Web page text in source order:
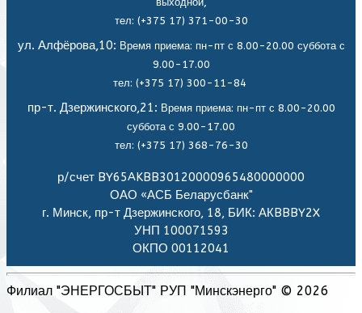
тел: (+375 17) 371-00-30
ул. Алфёрова,10: Время приема: пн-пт с 8.00-20.00 суббота с
9.00-17.00
тел: (+375 17) 300-11-84
пр-т. Дзержинского,21: Время приема: пн-пт с 8.00-20.00
суббота с 9.00-17.00
тел: (+375 17) 368-76-30
р/счет BY65AKBB30120000965480000000
ОАО «АСБ Беларусбанк"
г. Минск, пр-т Дзержинского, 18, БИК: АКBBBY2X
УНП 100071593
ОКПО 00112041
Филиал "ЭНЕРГОСБЫТ" РУП "Минскэнерго" © 2026